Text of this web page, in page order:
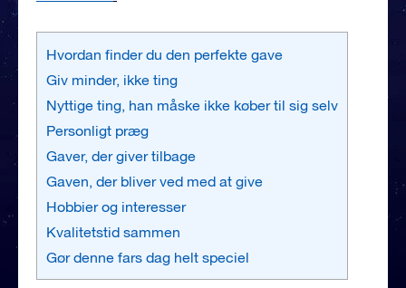
Hvordan finder du den perfekte gave
Giv minder, ikke ting
Nyttige ting, han måske ikke køber til sig selv
Personligt præg
Gaver, der giver tilbage
Gaven, der bliver ved med at give
Hobbier og interesser
Kvalitetstid sammen
Gør denne fars dag helt speciel